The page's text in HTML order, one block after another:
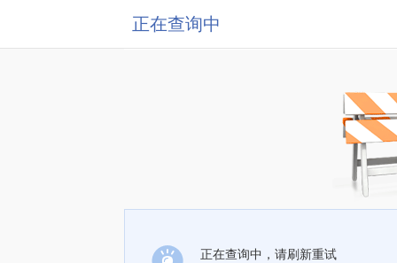
正在查询中
正在查询中，请刷新重试